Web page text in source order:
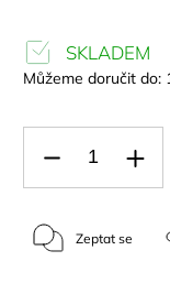
SKLADEM
Můžeme doručit do:
Zeptat se